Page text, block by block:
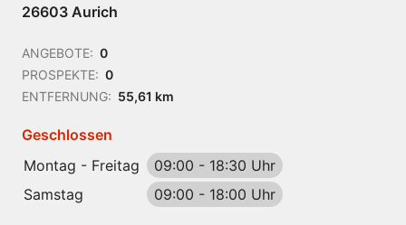
26603 Aurich
ANGEBOTE: 0
PROSPEKTE: 0
ENTFERNUNG: 55,61 km
Geschlossen
Montag - Freitag
09:00 - 18:30 Uhr
Samstag
09:00 - 18:00 Uhr